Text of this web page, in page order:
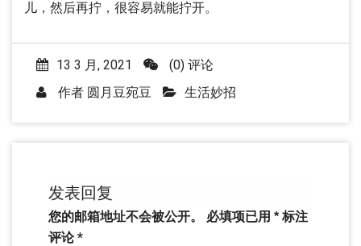
儿，然后再拧，很容易就能拧开。
13 3 月, 2021
(0) 评论
作者 圆月豆宛豆 生活妙招
发表回复
您的邮箱地址不会被公开。 必填项已用 * 标注
评论*